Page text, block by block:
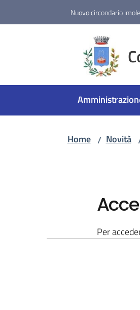
Nuovo circondario
Home / Novità
Per